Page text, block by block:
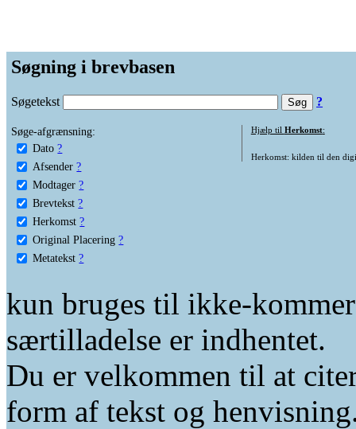
Søgning i brevbasen
Søgetekst ?
Søge-afgrænsning:
Dato ?
Afsender ?
Modtager ?
Brevtekst ?
Herkomst ?
Original Placering ?
Metatekst ?
Hjælp til Herkomst:
Herkomst: kilden til den
kun bruges til ikke-
særtilladelse er indhentet.
Du er velkommen til at
form af tekst og